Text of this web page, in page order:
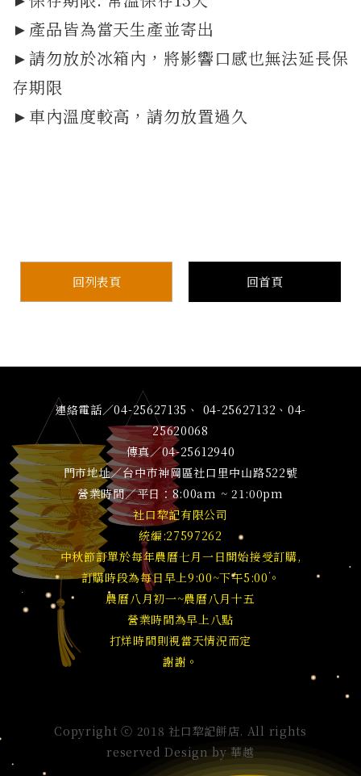
►產品皆為當天生產並寄出
►請勿放於冰箱內，將影響口感也無法延長保
存期限
►車內溫度較高，請勿放置過久
回列表頁 回首頁
連絡電話／04-25627135、 04-25627132、04-
25620068
傳真／04-25612940
門市地址／台中市神岡區社口里中山路522號
營業時間／平日：8:00am ~ 21:00pm
社口犂記有限公司
統編:27597262
中秋節訂單於每年農曆七月一日開始接受訂購,
訂購時段為每日早上9:00~下午5:00。
農曆八月初一~農曆八月十五
營業時間為早上八點
打烊時間則視當天情況而定
謝謝。
Copyright ⓒ 2018 社口犂記餅店. All rights
reserved Design by華越